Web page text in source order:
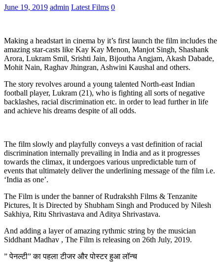
June 19, 2019 admin Latest Films 0
Making a headstart in cinema by it’s first launch the film includes the
amazing star-casts like Kay Kay Menon, Manjot Singh, Shashank
Arora, Lukram Smil, Srishti Jain, Bijoutha Angjam, Akash Dabade,
Mohit Nain, Raghav Jhingran, Ashwini Kaushal and others.
The story revolves around a young talented North-east Indian
football player, Lukram (21), who is fighting all sorts of negative
backlashes, racial discrimination etc. in order to lead further in life
and achieve his dreams despite of all odds.
The film slowly and playfully conveys a vast definition of racial
discrimination internally prevailing in India and as it progresses
towards the climax, it undergoes various unpredictable turn of
events that ultimately deliver the underlining message of the film i.e.
‘India as one’.
The Film is under the banner of Rudrakshh Films & Tenzanite
Pictures, It is Directed by Shubham Singh and Produced by Nilesh
Sakhiya, Ritu Shrivastava and Aditya Shrivastava.
And adding a layer of amazing rythmic string by the musician
Siddhant Madhav , The Film is releasing on 26th July, 2019.
” पेनल्टी” का पहला टीजर और पोस्टर हुआ लॉन्च